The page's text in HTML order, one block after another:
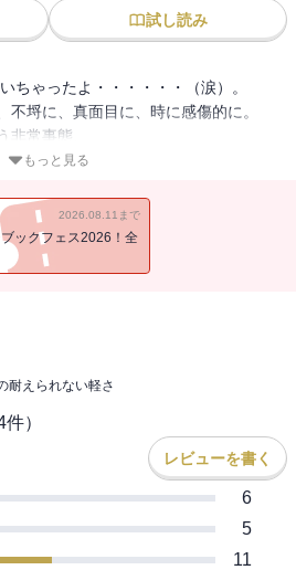
試し読み
ちゃったよ・・・・・・（涙）。
不埒に、真面目に、時に感傷的に。
非常事態、
で綴られた全66篇 “魂”のエッセイ!!
ダーにして日本の音楽シーンの先頭を
もアソコも元気なうちに、言いたいこ
う想いを出発点に、「週刊文春」で
とんど語ってこなかった桑田が初めて
相への思い。そこには故郷・茅ヶ崎
ザンが結成された青山学院時代の思
の愛、さらに「自主規制」がはびこ
代となってからの「人生の目標」など
身のサウンドに大きな影響を与えた
クラプトン、ボブ・ディランらへの畏
、沢田研二、尾崎紀世彦など敬愛す
の賛歌、サザンのメンバーやサポー
そしてコロナ下で行った無観客ライブ
もっと見る
2026.08.11まで
ブックフェス2026！全
耐えられない軽さ
件）
レビューを書く
6
5
11